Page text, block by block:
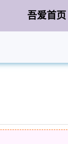
吾爱首页